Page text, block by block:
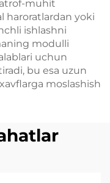
muhit
haroratlardan yoki
ishlashni
modulli
uchun
bu esa uzun
moslashish